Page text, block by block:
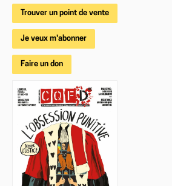
Trouver un point de vente
Je veux m'abonner
Faire un don